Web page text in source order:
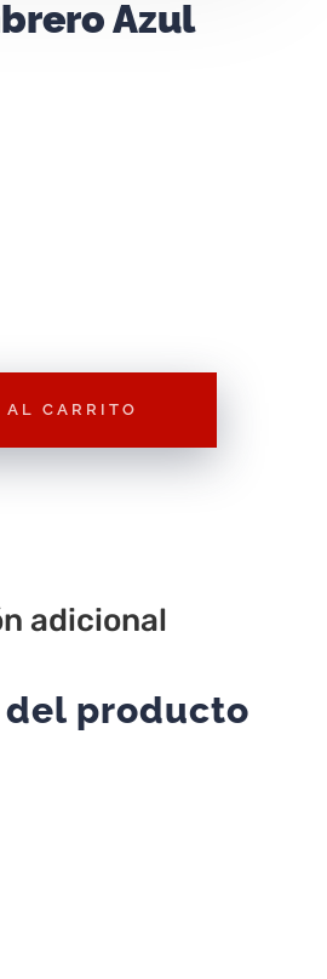
Azul
AL CARRITO
adicional
producto